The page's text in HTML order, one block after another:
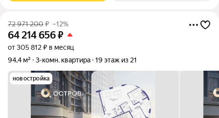
72 971 200₽ –12%
64 214 656₽
от 305 812 ₽ в месяц
94,4 м²
3-комн. квартира 19 этаж из 21
новостройка